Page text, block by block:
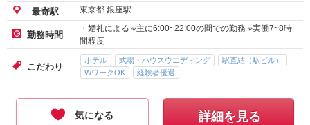
最寄駅 東京都 銀座駅
勤務時間
・婚礼による ※主に6:00~22:00の間での勤務 ※実働7~8時
間程度
こだわり
ホテル 式場・ハウスウエディング
駅直結（駅ビル）
WワークOK
経験者優遇
気になる 詳細を見る